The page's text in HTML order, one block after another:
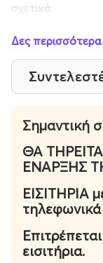
σχετικά:
"Όταν το παιδί
ρωτήσει το πώς
τα πάντα μόνα
Μάταιο το
Ο ερχομός της
Κλωνάρι
και τη σκιά
Πλανιέται σ'
Δες περισσότερα
Σημαντική
ΘΑ
ΕΝΑΡΞΗΣ
ΕΙΣΙΤΗΡΙΑ
εισιτήρια.